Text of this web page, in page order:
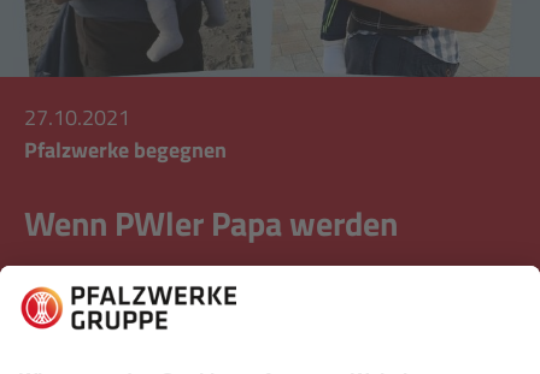
27.10.2021
Pfalzwerke begegnen
Wenn PWler Papa werden
Nachwuchs ist stets willkommen bei den
Pfalzwerken. Und damit sind nicht nur neue